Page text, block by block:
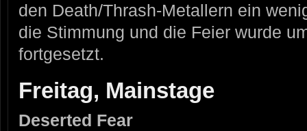
den Death/Thrash-Metallern ein
die Stimmung und die Feier wurde
fortgesetzt.
Freitag, Mainstage
Deserted Fear